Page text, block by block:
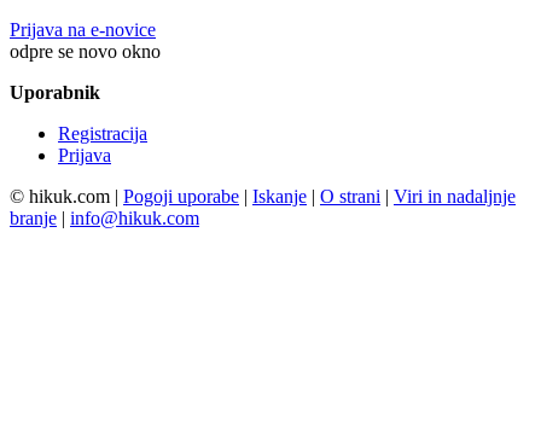
Prijava na e-novice
odpre se novo okno
Uporabnik
Registracija
Prijava
© hikuk.com | Pogoji uporabe | Iskanje | O strani | Viri in nadaljnje
branje | info@hikuk.com